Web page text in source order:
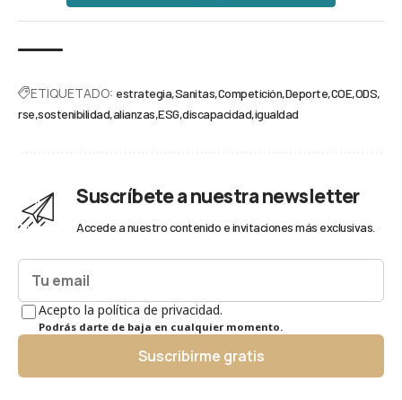
ETIQUETADO: estrategia Sanitas Competición Deporte COE ODS
rse sostenibilidad alianzas ESG discapacidad igualdad
Suscríbete a nuestra newsletter
Accede a nuestro contenido e invitaciones más exclusivas.
Acepto la política de privacidad.
Podrás darte de baja en cualquier momento.
Suscribirme gratis